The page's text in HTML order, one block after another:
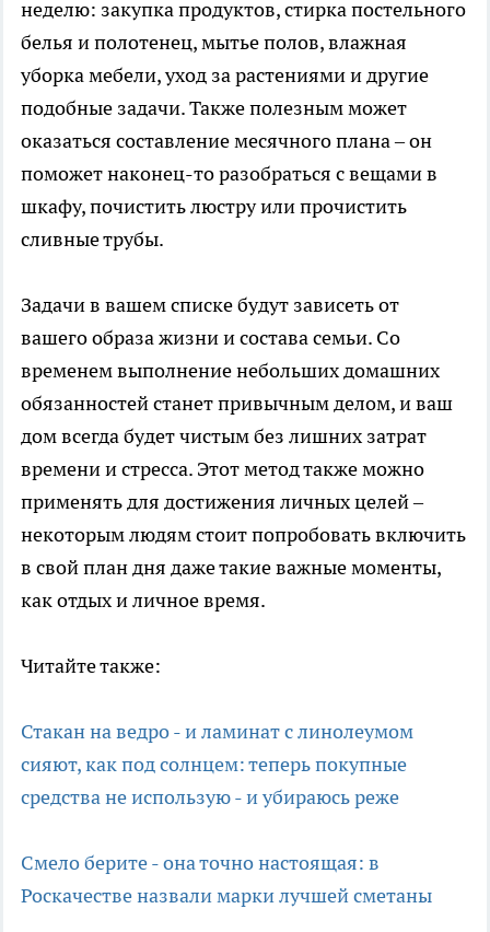
неделю: закупка продуктов, стирка постельного
белья и полотенец, мытье полов, влажная
уборка мебели, уход за растениями и другие
подобные задачи. Также полезным может
оказаться составление месячного плана – он
поможет наконец-то разобраться с вещами в
шкафу, почистить люстру или прочистить
сливные трубы.
Задачи в вашем списке будут зависеть от
вашего образа жизни и состава семьи. Со
временем выполнение небольших домашних
обязанностей станет привычным делом, и ваш
дом всегда будет чистым без лишних затрат
времени и стресса. Этот метод также можно
применять для достижения личных целей –
некоторым людям стоит попробовать включить
в свой план дня даже такие важные моменты,
как отдых и личное время.
Читайте также:
Стакан на ведро - и ламинат с линолеумом
сияют, как под солнцем: теперь покупные
средства не использую - и убираюсь реже
Смело берите - она точно настоящая: в
Роскачестве назвали марки лучшей сметаны